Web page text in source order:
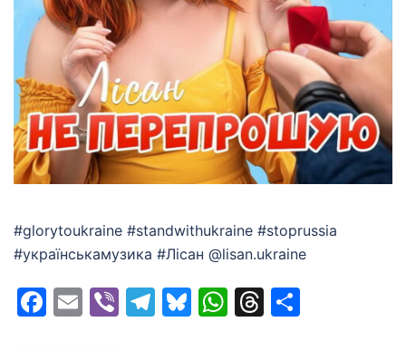
#glorytoukraine #standwithukraine #stoprussia
#українськамузика #Лісан @lisan.ukraine
Facebook
EmailViberTelegram
Bluesky
WhatsApp
Threads